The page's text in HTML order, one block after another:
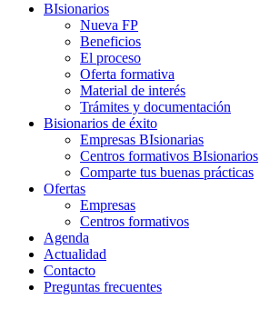
BIsionarios
Nueva FP
Beneficios
El proceso
Oferta formativa
Material de interés
Trámites y documentación
Bisionarios de éxito
Empresas BIsionarias
Centros formativos BIsionarios
Comparte tus buenas prácticas
Ofertas
Empresas
Centros formativos
Agenda
Actualidad
Contacto
Preguntas frecuentes